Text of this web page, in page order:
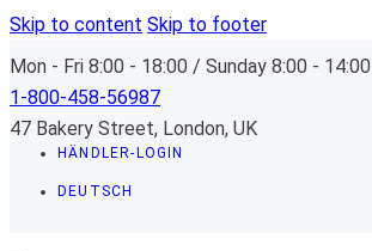
Skip to content Skip to footer
Mon - Fri 8:00 - 18:00 / Sunday 8:00 - 14:00
1-800-458-56987
47 Bakery Street, London, UK
HÄNDLER-LOGIN
DEUTSCH